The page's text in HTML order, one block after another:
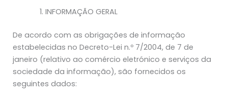
INFORMAÇÃO GERAL
De acordo com as obrigações de informação
estabelecidas no Decreto-Lei n.º 7/2004, de 7 de
janeiro (relativo ao comércio eletrónico e serviços da
sociedade da informação), são fornecidos os
seguintes dados: